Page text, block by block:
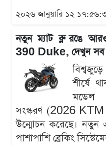
২০২৬ জানুয়ারি ১২
নতুন ম্যাট ব্লু রঙে
390 Duke, দেখুন সব
শীর্ষে
মডেল
সংস্করণ (2026 KTM
উন্মোচন করেছে। নতুন
পাশাপাশি ব্রেকিং